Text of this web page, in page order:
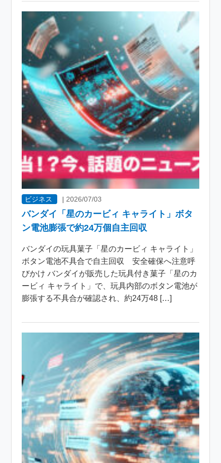
ビジネス | 2026/07/03
バンダイ「星のカービィ キャライト」ボタ
ン電池膨張で約24万個自主回収
バンダイの玩具菓子「星のカービィ キャライト」
ボタン電池不具合で自主回収 安全確保へ注意呼
びかけ バンダイが販売した玩具付き菓子「星のカ
ービィ キャライト」で、玩具内部のボタン電池が
膨張する不具合が確認され、約24万48 […]